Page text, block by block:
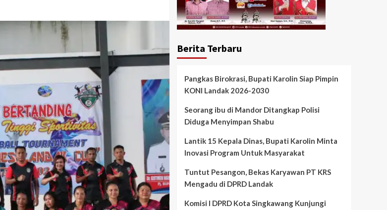
Berita Terbaru
Pangkas Birokrasi, Bupati Karolin Siap Pimpin
KONI Landak 2026-2030
Seorang ibu di Mandor Ditangkap Polisi
Diduga Menyimpan Shabu
Lantik 15 Kepala Dinas, Bupati Karolin Minta
Inovasi Program Untuk Masyarakat
Tuntut Pesangon, Bekas Karyawan PT KRS
Mengadu di DPRD Landak
Komisi I DPRD Kota Singkawang Kunjungi